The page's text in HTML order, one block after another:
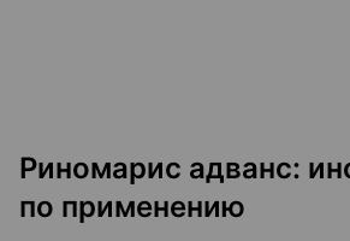
Риномарис адванс:
по применению